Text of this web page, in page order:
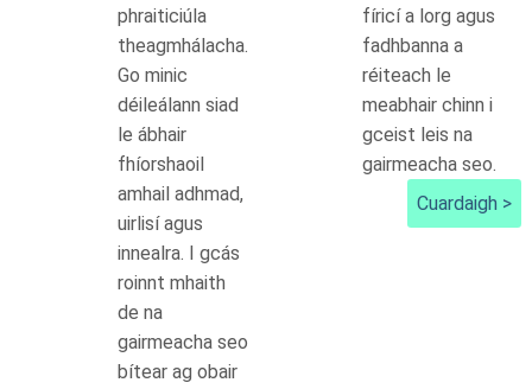
phraiticiúla
theagmhálacha.
Go minic
déileálann siad
le ábhair
fhíorshaoil
amhail adhmad,
uirlisí agus
innealra. I gcás
roinnt mhaith
de na
gairmeacha seo
bítear ag obair
fíricí a lorg agus
fadhbanna a
réiteach le
meabhair chinn i
gceist leis na
gairmeacha seo.
Cuardaigh >